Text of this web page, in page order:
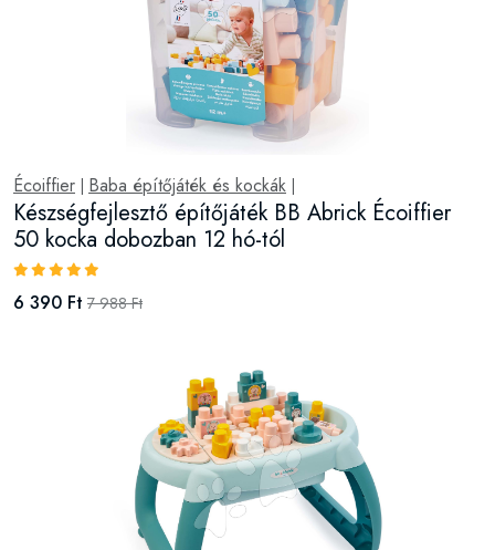
Écoiffier Baba építőjáték és kockák
Készségfejlesztő építőjáték BB Abrick Écoiffier
50 kocka dobozban 12 hó-tól
6 390 Ft 7 988 Ft